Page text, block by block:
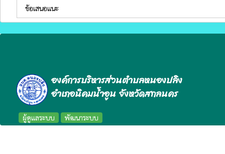
ข้อเสนอแนะ
องค์การบริหารส่วนตำบลหนองปลิง
อำเภอนิคมน้ำอูน จังหวัดสกลนคร
ผู้ดูแลระบบ พัฒนาระบบ